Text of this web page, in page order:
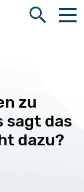
Suche öffnen
zu
sagt das
dazu?